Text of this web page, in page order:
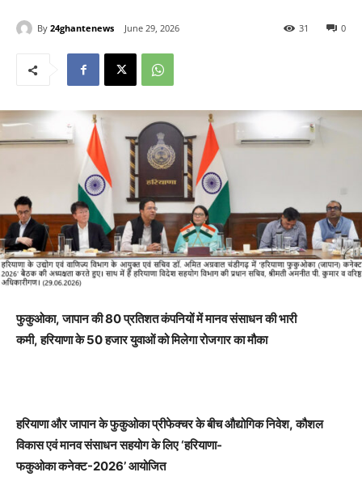
By 24ghantenews June 29, 2026 0
31
फुकुओका,जापान की80प्रतिशत कंपनियों में मानव संसाधन की भारी
कमी,हरियाणा के50हजार युवाओं को मिलेगा रोजगार का मौका
हरियाणा और जापान के फुकुओका प्रीफेक्चर के बीच औद्योगिक निवेश,कौशल
विकास एवं मानव संसाधन सहयोग के लिए‘हरियाणा-
फकुओका कनेक्ट-2026’आयोजित